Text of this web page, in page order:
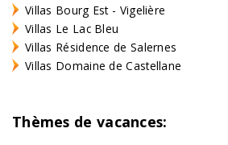
Villas Bourg Est - Vigelière
Villas Le Lac Bleu
Villas Résidence de Salernes
Villas Domaine de Castellane
Thèmes de vacances: